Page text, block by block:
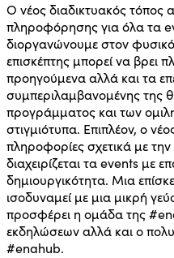
Ο νέος διαδικτυακός τόπος
πληροφόρησης για όλα τα
διοργανώνουμε στον
επισκέπτης μπορεί να βρει
προηγούμενα αλλά και τα
συμπεριλαμβανομένης της
προγράμματος και των
στιγμιότυπα. Επιπλέον, ο
πληροφορίες σχετικά με
διαχειρίζεται τα events με
δημιουργικότητα. Μια
ισοδυναμεί με μια μικρή
προσφέρει η ομάδα της
εκδηλώσεων αλλά και ο
#enahub.